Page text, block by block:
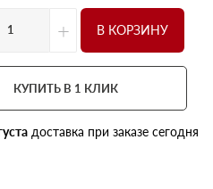
+ В КОРЗИНУ
КУПИТЬ В 1 КЛИК
доставка при заказе сегодня